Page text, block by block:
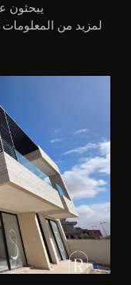
يبحثون
لمزيد من المعلومات